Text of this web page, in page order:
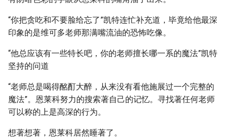
“你把贪吃和不要脸给忘了”凯特连忙补充道，毕竟给他最深
印象的是维可多老师那满嘴流油的恐怖吃像。
“他总应该有一些特长吧，你的老师擅长哪一系的魔法”凯特
坚持的问道
“老师总是喝得酩酊大醉，从来没有看他施展过一个完整的
魔法”。恩莱科努力的搜索著自己的记忆。寻找著任何老师
可以称的上是高深的行为。
想著想著，恩莱科居然睡著了。